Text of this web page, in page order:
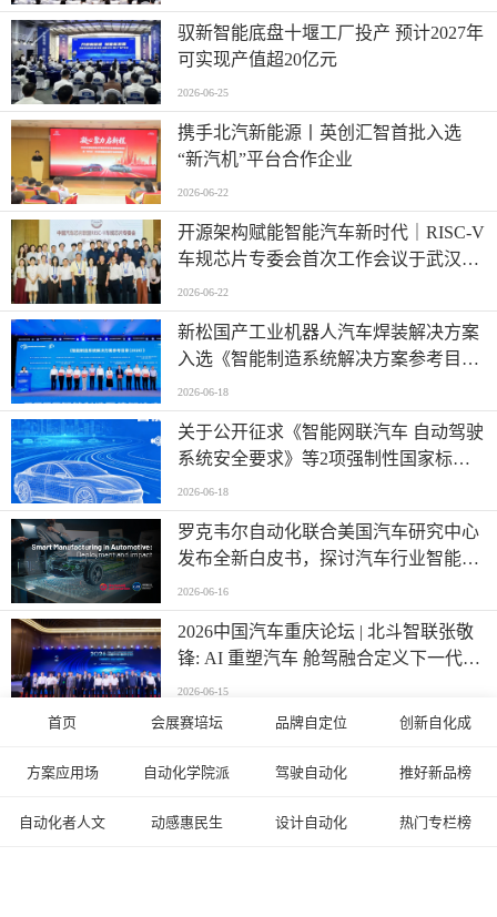
驭新智能底盘十堰工厂投产 预计2027年
可实现产值超20亿元
2026-06-25
携手北汽新能源丨英创汇智首批入选
“新汽机”平台合作企业
2026-06-22
开源架构赋能智能汽车新时代｜RISC-V
车规芯片专委会首次工作会议于武汉圆
满召开
2026-06-22
新松国产工业机器人汽车焊装解决方案
入选《智能制造系统解决方案参考目录
（2026）》
2026-06-18
关于公开征求《智能网联汽车 自动驾驶
系统安全要求》等2项强制性国家标准
（报批稿）、《车载事故紧急呼叫系
统》强制性国家标准外文版（报批稿）
意见的公示
2026-06-18
罗克韦尔自动化联合美国汽车研究中心
发布全新白皮书，探讨汽车行业智能制
造发展新阶段
2026-06-16
2026中国汽车重庆论坛 | 北斗智联张敬
锋: AI 重塑汽车 舱驾融合定义下一代出
行
2026-06-15
芯启未来 智驾山城 | 爱芯元智邀您相约
纳芯微推出通过IBEE/FTZ-Zwickau
首页 会展赛培坛 品牌自定位 创新自化成
方案应用场 自动化学院派 驾驶自动化 推好新品榜
自动化者人文 动感惠民生 设计自动化 热门专栏榜